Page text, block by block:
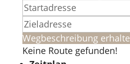
Wegbeschreibung
Keine Route gefunden!